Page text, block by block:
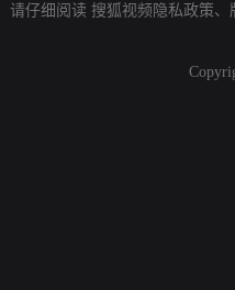
请仔细阅读 搜狐视频隐私政策、